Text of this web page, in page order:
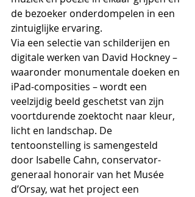
de bezoeker onderdompelen in een
zintuiglijke ervaring.
Via een selectie van schilderijen en
digitale werken van David Hockney –
waaronder monumentale doeken en
iPad-composities – wordt een
veelzijdig beeld geschetst van zijn
voortdurende zoektocht naar kleur,
licht en landschap. De
tentoonstelling is samengesteld
door Isabelle Cahn, conservator-
generaal honorair van het Musée
d’Orsay, wat het project een